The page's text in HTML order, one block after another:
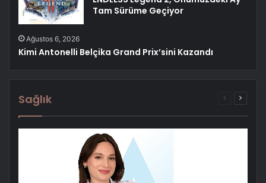
Tam Sürüme Geçiyor
Ağustos 6, 2026
Kimi Antonelli Belçika Grand Prix’sini Kazandı
Sağlık
ÖncekiSonraki